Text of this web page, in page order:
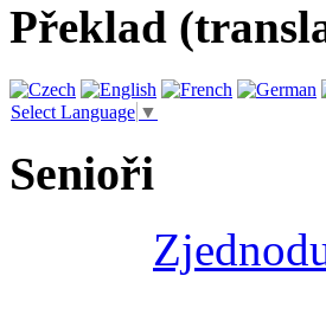
Překlad
Select Language ▼
Senioři